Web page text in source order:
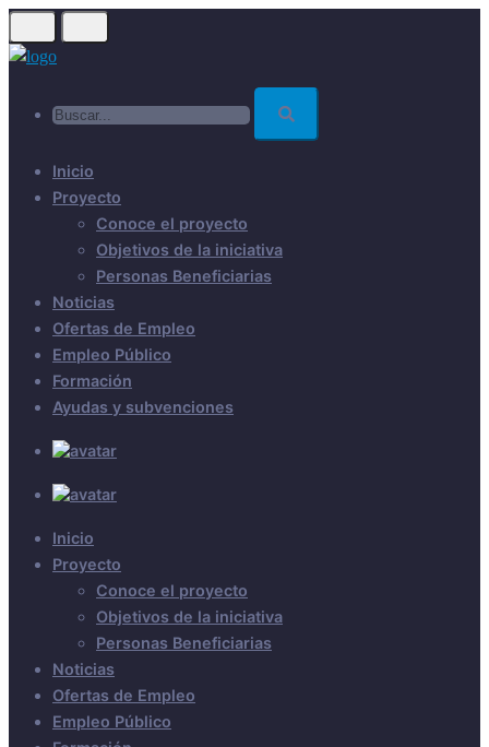
Skip
to
Inicio
Proyecto
Conoce el proyecto
Objetivos de la iniciativa
Personas Beneficiarias
Noticias
Ofertas de Empleo
Empleo Público
Formación
Ayudas y subvenciones
Inicio
Proyecto
Conoce el proyecto
Objetivos de la iniciativa
Personas Beneficiarias
Noticias
Ofertas de Empleo
Empleo Público